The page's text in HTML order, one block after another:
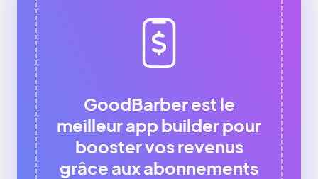
GoodBarber est le
meilleur app builder pour
booster vos revenus
grâce aux abonnements